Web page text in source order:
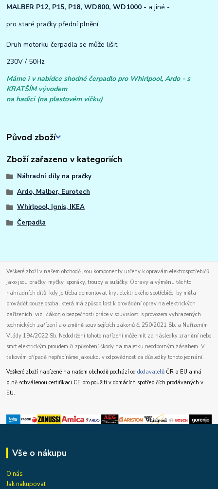
MALBER P12, P15, P18, WD800, WD1000 - a jiné -
pro staré pračky přední plnění.
Druh motorku čerpadla se může lišit.
230V / 50Hz
Máme i v nabídce shodné čerpadlo pro Whirlpool, Ardo - s
KRATŠÍM vývodem
na hadici (na plastovém víčku)
Původ zboží
Zboží zařazeno v kategoriích
Náhradní díly na pračky
Ardo, Malber, Eurotech
Whirlpool, Ignis, IKEA
Čerpadla
Veškeré zboží v našem obchodě jsou komponenty určeny k opravám elektrospotřebičů,
jako jsou pračky, myčky, sporáky, trouby a sušičky. Opravy a výměnu těchto
náhradních dílů, kdy je třeba demontovat kryt elektrického spotřebiče, by měla
provádět pouze osoba, která má způsobilost k provádění oprav na elektrických
zařízeních. viz. Zákon o bezpečnosti práce v souvislosti s provozem vyhrazených
technických zařízení a o změně souvisejících zákonů č. 250/2021 Sb. a Nařízením
Vlády 194/2022 Sb. Nedodržení tohoto nařízení může mít za následky zranění nebo
smrt elektrickým proudem či způsobení škody na majetku neodborným zásahem. V
takovém případě nepřebíráme jakoukoliv odpovědnost za důsledky tohoto jednání.
Veškeré zboží nabízené na našem obchodě pochází oddodavatelů ČR a EU a má
plně schválenou certifikaci CE pro použití v domácích spotřebičích prodávaných v
EU.
Vše o nákupu
O nás
Jak nakupovat